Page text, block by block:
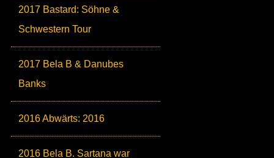
2017 Bastard: Söhne &
Schwestern Tour
2017 Bela B & Danubes
Banks
2016 Abwärts: 2016
2016 Bela B. Sartana war